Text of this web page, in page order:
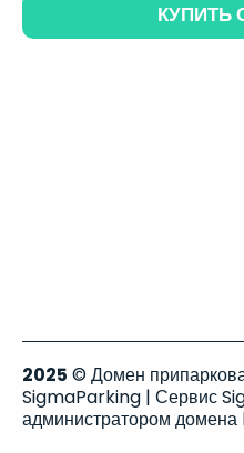
КУПИТЬ
2025 © Домен
SigmaParking | Сервис
администратором